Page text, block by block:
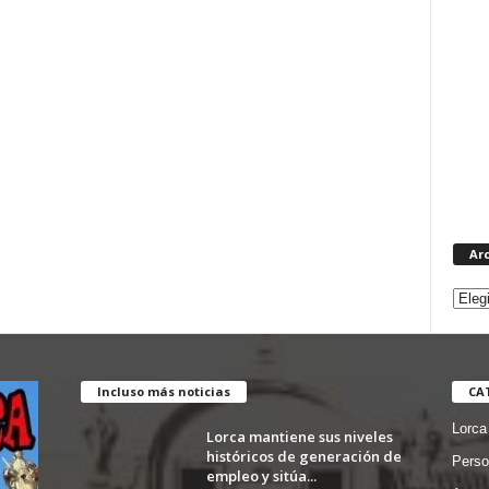
Incluso más noticias
Lorca mantiene sus niveles
históricos de generación de
empleo y sitúa...
Lorca